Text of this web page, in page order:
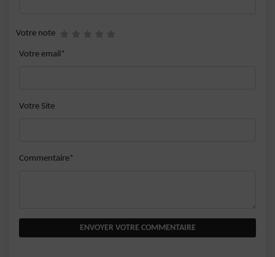
Votre note
Votre email*
Votre Site
Commentaire*
ENVOYER VOTRE COMMENTAIRE